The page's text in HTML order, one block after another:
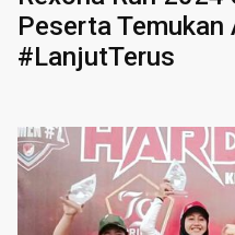
Peserta Temukan
#LanjutTerus